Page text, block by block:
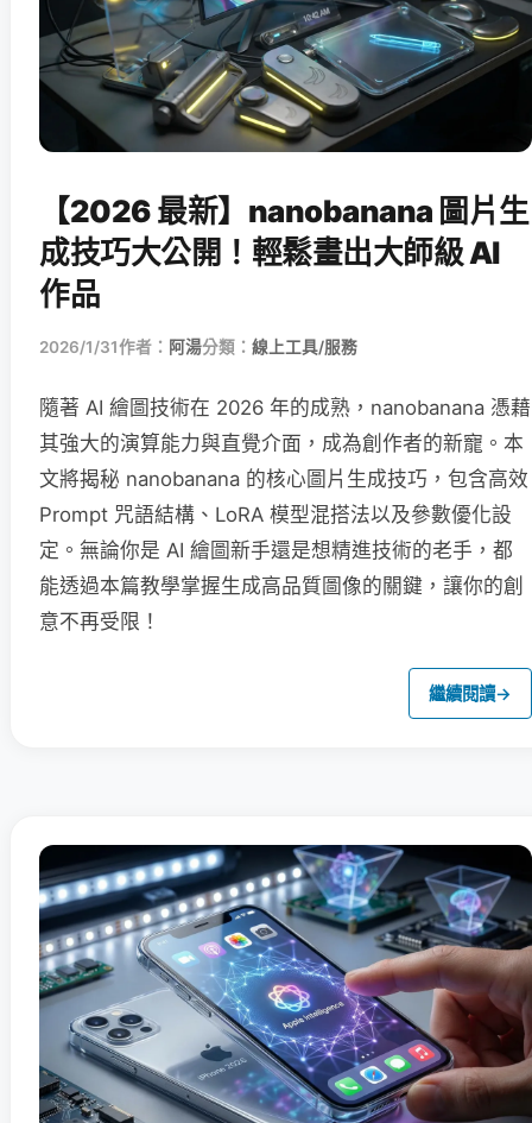
【2026 最新】nanobanana 圖片生
成技巧大公開！輕鬆畫出大師級 AI
作品
2026/1/31作者： 阿湯分類： 線上工具/服務
隨著 AI 繪圖技術在 2026 年的成熟，nanobanana 憑藉
其強大的演算能力與直覺介面，成為創作者的新寵。本
文將揭秘 nanobanana 的核心圖片生成技巧，包含高效
Prompt 咒語結構、LoRA 模型混搭法以及參數優化設
定。無論你是 AI 繪圖新手還是想精進技術的老手，都
能透過本篇教學掌握生成高品質圖像的關鍵，讓你的創
意不再受限！
繼續閱讀→